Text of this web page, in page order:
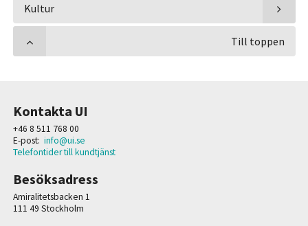
Kultur
Till toppen
Kontakta UI
+46 8 511 768 00
E-post: info@ui.se
Telefontider till kundtjänst
Besöksadress
Amiralitetsbacken 1
111 49 Stockholm